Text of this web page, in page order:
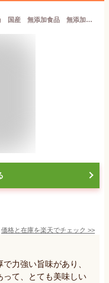
【沼津ブランド認定】 さば節削り150g 国産 無添加食品 無添加調味料 無添加 国産 さば さば節 削り節 だし 出汁 だし汁 食塩不使用 和食 おにぎり ご飯のお供 トッピング
価格と在庫を楽天でチェック >>
力強い旨味があり、
って、とても美味しい